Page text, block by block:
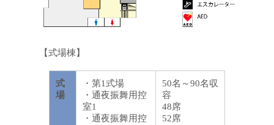
【式場棟】
式
場
・第1式場
・通夜振舞用控
室1
・通夜振舞用控
50名～90名収
容
48席
52席